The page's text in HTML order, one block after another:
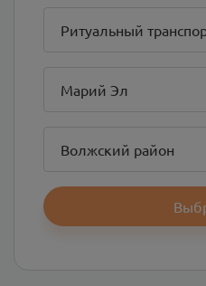
Ритуальный
Марий Эл
Волжский район